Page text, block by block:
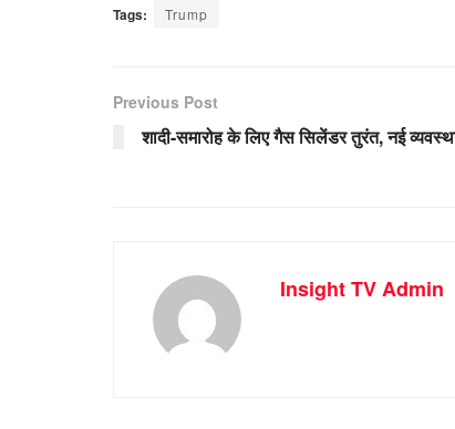
Tags: Trump
Previous Post
शादी-समारोह के लिए गैस सिलेंडर तुरंत, नई
Insight TV Admin